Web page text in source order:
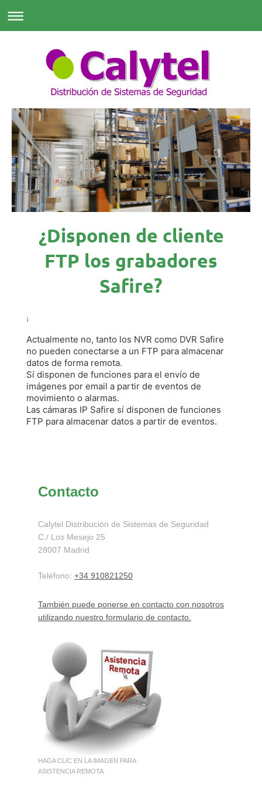
¿Disponen de cliente
FTP los grabadores
Safire?
¡
Actualmente no, tanto los NVR como DVR Safire
no pueden conectarse a un FTP para almacenar
datos de forma remota.
Sí disponen de funciones para el envío de
imágenes por email a partir de eventos de
movimiento o alarmas.
Las cámaras IP Safire sí disponen de funciones
FTP para almacenar datos a partir de eventos.
Contacto
Calytel Distribución de Sistemas de Seguridad
C./ Los Mesejo 25
28007 Madrid
Teléfono: +34 910821250
También puede ponerse en contacto con nosotros
utilizando nuestro formulario de contacto.
HAGA CLIC EN LA IMAGEN PARA
ASISTENCIA REMOTA